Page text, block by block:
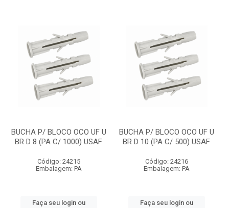
BUCHA P/ BLOCO OCO UF U
BR D 8 (PA C/ 1000) USAF
Código: 24215
Embalagem: PA
Faça seu login ou
BUCHA P/ BLOCO OCO UF U
BR D 10 (PA C/ 500) USAF
Código: 24216
Embalagem: PA
Faça seu login ou